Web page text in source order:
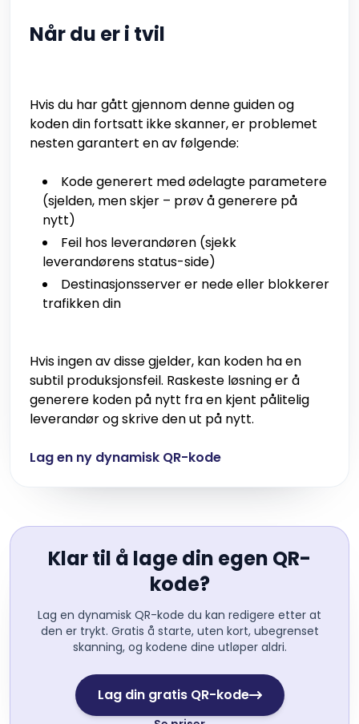
Når du er i tvil
Hvis du har gått gjennom denne guiden og
koden din fortsatt ikke skanner, er problemet
nesten garantert en av følgende:
Kode generert med ødelagte parametere
(sjelden, men skjer – prøv å generere på
nytt)
Feil hos leverandøren (sjekk
leverandørens status-side)
Destinasjonsserver er nede eller blokkerer
trafikken din
Hvis ingen av disse gjelder, kan koden ha en
subtil produksjonsfeil. Raskeste løsning er å
generere koden på nytt fra en kjent pålitelig
leverandør og skrive den ut på nytt.
Lag en ny dynamisk QR-kode
Klar til å lage din egen QR-
kode?
Lag en dynamisk QR-kode du kan redigere etter at
den er trykt. Gratis å starte, uten kort, ubegrenset
skanning, og kodene dine utløper aldri.
Lag din gratis QR-kode